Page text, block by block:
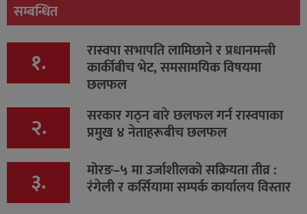
सम्बन्धित
१. रास्वपा सभापति लामिछाने र प्रधानमन्त्री
कार्कीबीच भेट, समसामयिक विषयमा
छलफल
२. सरकार गठ्न बारे छलफल गर्न रास्वपाका
प्रमुख ४ नेताहरूबीच छलफल
३. मोरङ–५ मा उर्जाशीलको सक्रियता तीव्र :
रंगेली र कर्सियामा सम्पर्क कार्यालय विस्तार